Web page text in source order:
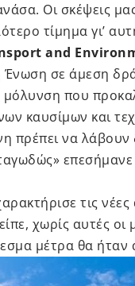
Οι σκέψεις
τίμημα γι’
and
σε άμεση
που
καυσίμων και
πρέπει να λάβουν
τις
χωρίς αυτές οι
μέτρα θα ήταν